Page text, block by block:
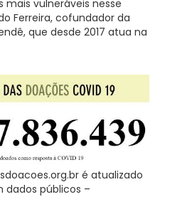
mais vulneráveis nesse
Ferreira, cofundador da
que desde 2017 atua na
é atualizado
públicos –